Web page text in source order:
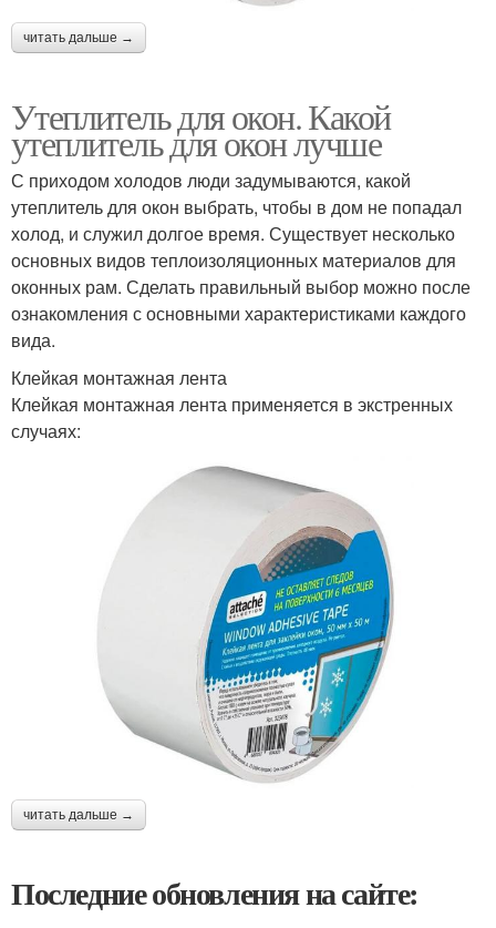
читать дальше →
Утеплитель для окон. Какой
утеплитель для окон лучше
С приходом холодов люди задумываются, какой
утеплитель для окон выбрать, чтобы в дом не попадал
холод, и служил долгое время. Существует несколько
основных видов теплоизоляционных материалов для
оконных рам. Сделать правильный выбор можно после
ознакомления с основными характеристиками каждого
вида.
Клейкая монтажная лента
Клейкая монтажная лента применяется в экстренных
случаях:
читать дальше →
Последние обновления на сайте: